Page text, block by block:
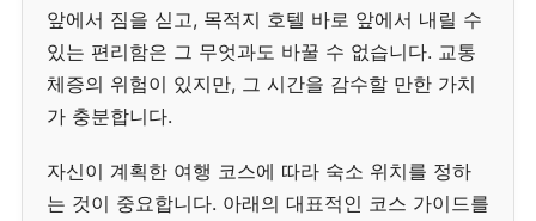
앞에서 짐을 싣고, 목적지 호텔 바로 앞에서 내릴 수
있는 편리함은 그 무엇과도 바꿀 수 없습니다. 교통
체증의 위험이 있지만, 그 시간을 감수할 만한 가치
가 충분합니다.
자신이 계획한 여행 코스에 따라 숙소 위치를 정하
는 것이 중요합니다. 아래의 대표적인 코스 가이드를